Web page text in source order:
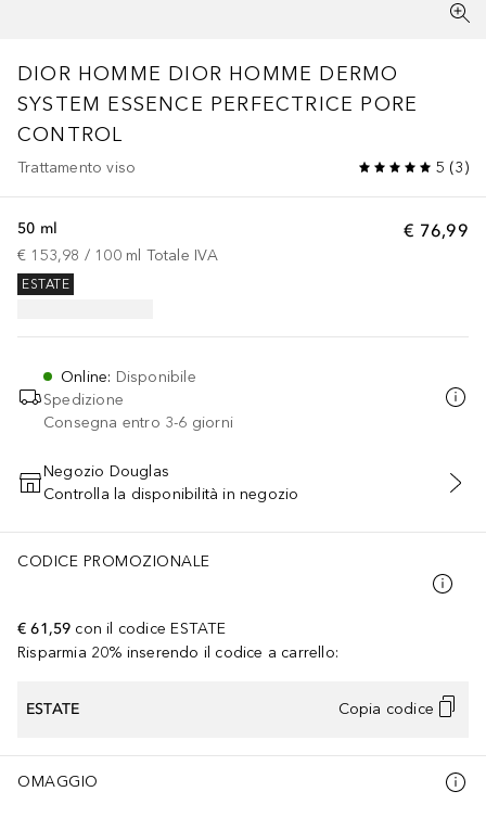
DIOR HOMME DIOR HOMME DERMO
SYSTEM ESSENCE PERFECTRICE PORE
CONTROL
Trattamento viso 5 (3)
€ 76,99
50 ml
€ 153,98 / 100 ml Totale IVA
ESTATE
Online: Disponibile
Spedizione
Consegna entro 3-6 giorni
AGGIUNGI AL CARRELLO
Negozio Douglas
Controlla la disponibilità in negozio
CODICE PROMOZIONALE
€ 61,59 con il codice ESTATE
Risparmia 20% inserendo il codice a carrello:
ESTATE Copia codice
OMAGGIO